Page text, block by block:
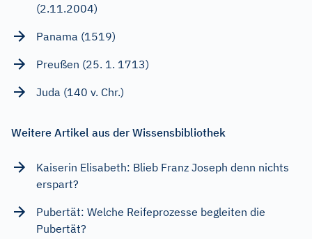
(2.11.2004)
Panama (1519)
Preußen (25. 1. 1713)
Juda (140 v. Chr.)
Weitere Artikel aus der Wissensbibliothek
Kaiserin Elisabeth: Blieb Franz Joseph denn nichts
erspart?
Pubertät: Welche Reifeprozesse begleiten die
Pubertät?